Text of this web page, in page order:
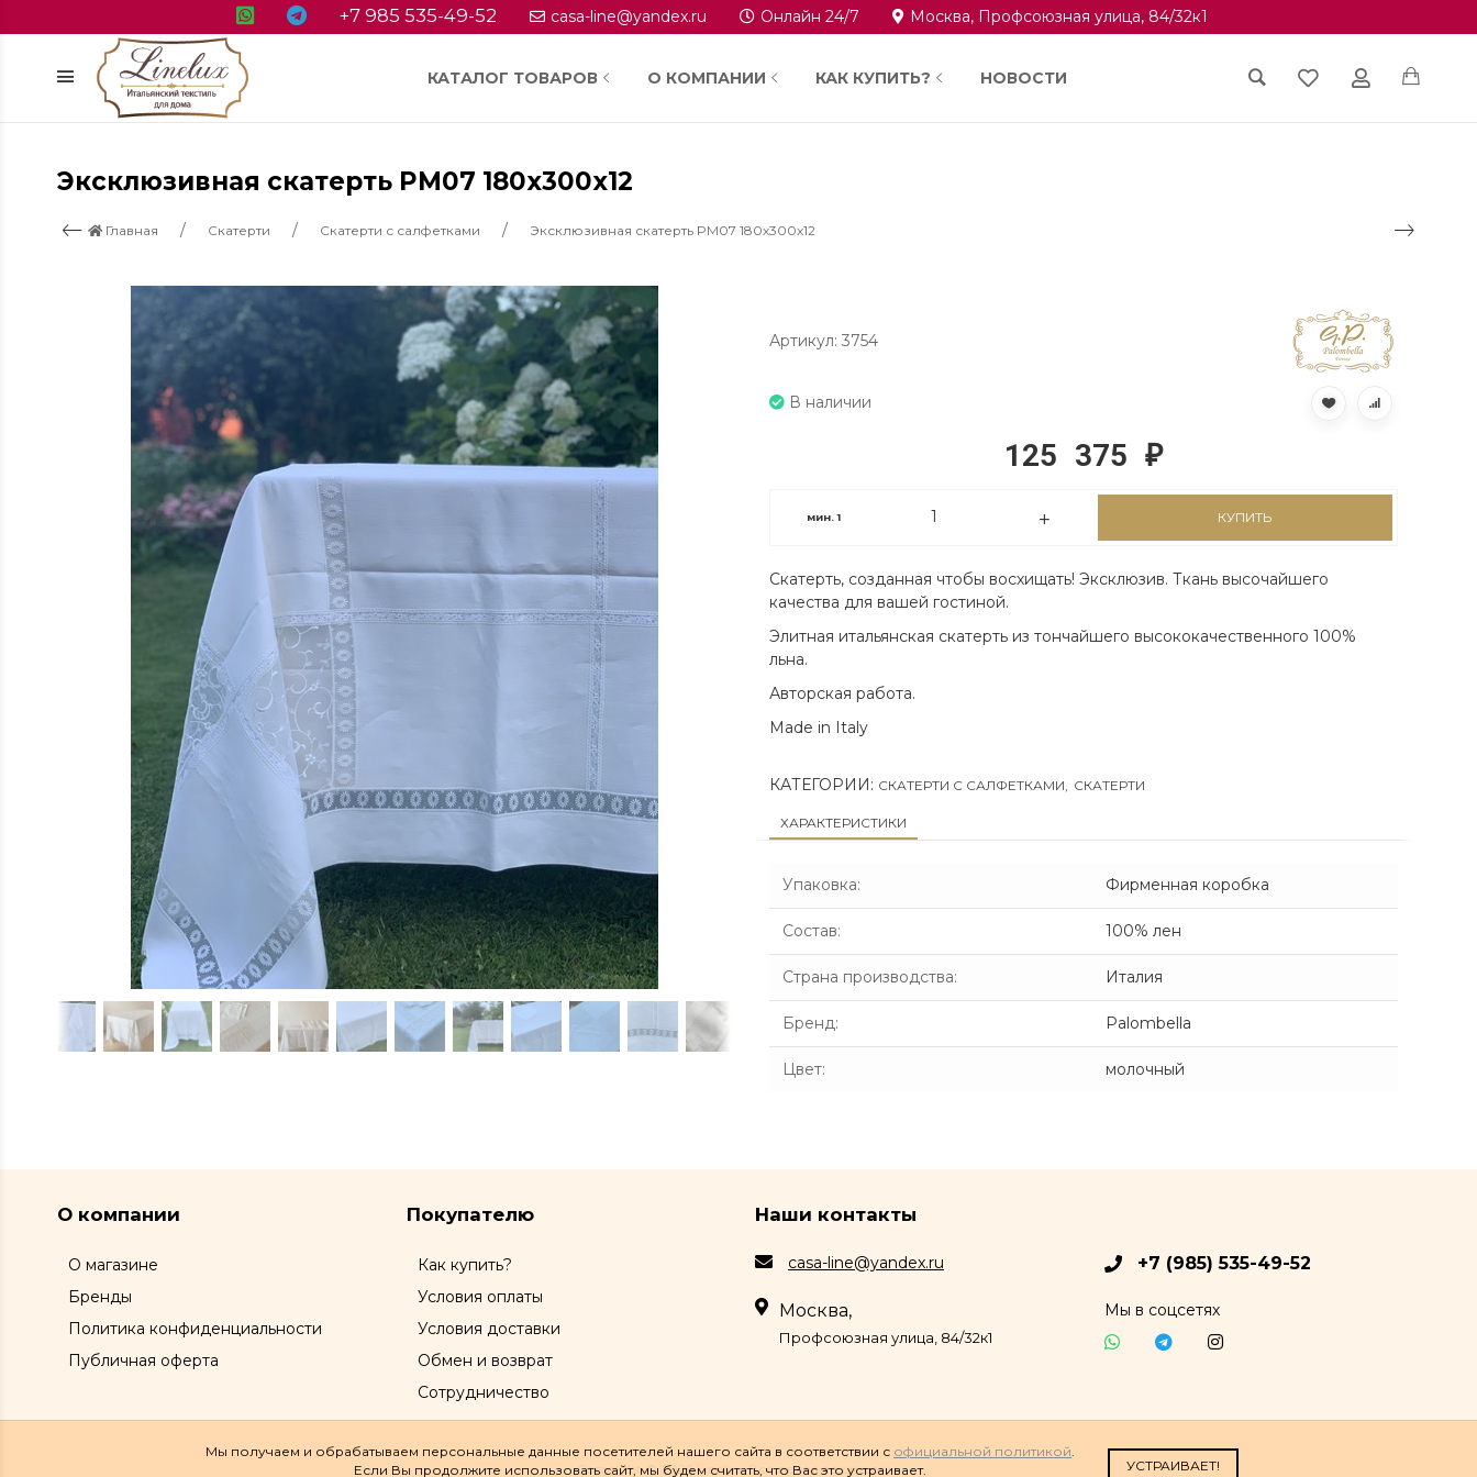
+7 985 535-49-52 casa-line@yandex.ru Онлайн 24/7 Москва, Профсоюзная улица, 84/32к1
КАТАЛОГ ТОВАРОВ О КОМПАНИИ КАК КУПИТЬ? НОВОСТИ
Эксклюзивная скатерть PM07 180x300x12
Главная Скатерти Скатерти с салфетками Эксклюзивная скатерть PM07 180x300x12
Артикул: 3754
В наличии
125 375₽
мин.1 КУПИТЬ
Скатерть, созданная чтобы восхищать! Эксклюзив. Ткань высочайшего
качества для вашей гостиной.
Элитная итальянская скатерть из тончайшего высококачественного 100%
льна.
Авторская работа.
Made in Italy
КАТЕГОРИИ: СКАТЕРТИ С САЛФЕТКАМИ СКАТЕРТИ
ХАРАКТЕРИСТИКИ
Упаковка: Фирменная коробка
Состав: 100% лен
Страна производства: Италия
Бренд: Palombella
Цвет: молочный
О компании
О магазине
Бренды
Политика конфиденциальности
Публичная оферта
Покупателю
Как купить?
Условия оплаты
Условия доставки
Обмен и возврат
Сотрудничество
Наши контакты
casa-line@yandex.ru
Москва,
Профсоюзная улица, 84/32к1
+7 (985) 535-49-52
Мы в соцсетях
Мы получаем и обрабатываем персональные данные посетителей нашего сайта в соответствии с официальной политикой.
Если Вы продолжите использовать сайт, мы будем считать, что Вас это устраивает.
УСТРАИВАЕТ!
Copyright © 2026 Linelux. Все права защищены.